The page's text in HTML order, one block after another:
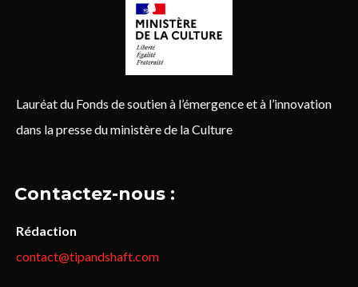
Lauréat du Fonds de soutien à l’émergence et à l’innovation
dans la presse du ministère de la Culture
Contactez-nous :
Rédaction
contact@tipandshaft.com